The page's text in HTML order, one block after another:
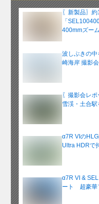
イ
ブ
〖新製品〗
「
400mmズー
波しぶきの
崎海岸 撮影
〖撮影会レ
雪渓・土合
α7R VIの
Ultra HDRで
α7R VI &
ート 超豪華